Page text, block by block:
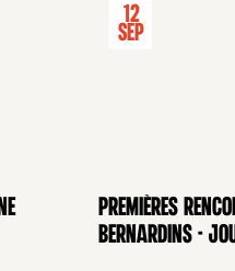
12
Sep
Premières
Bernardins -